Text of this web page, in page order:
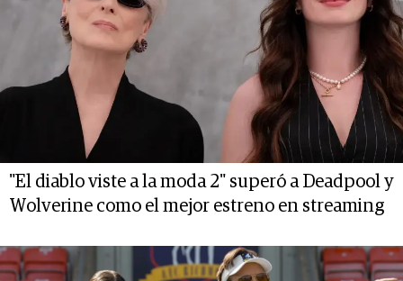
"El diablo viste a la moda 2" superó a Deadpool y
Wolverine como el mejor estreno en streaming